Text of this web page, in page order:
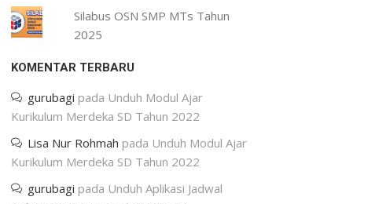
Silabus OSN SMP MTs Tahun
2025
KOMENTAR TERBARU
gurubagi pada Unduh Modul Ajar
Kurikulum Merdeka SD Tahun 2022
Lisa Nur Rohmah pada Unduh Modul Ajar
Kurikulum Merdeka SD Tahun 2022
gurubagi pada Unduh Aplikasi Jadwal